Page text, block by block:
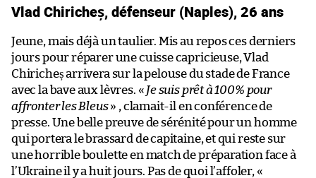
Vlad Chiricheș, défenseur (Naples), 26 ans
Jeune, mais déjà un taulier. Mis au repos ces derniers
jours pour réparer une cuisse capricieuse, Vlad
Chiricheș arrivera sur la pelouse du stade de France
avec la bave aux lèvres. « Je suis prêt à 100% pour
affronter les Bleus» , clamait-il en conférence de
presse. Une belle preuve de sérénité pour un homme
qui portera le brassard de capitaine, et qui reste sur
une horrible boulette en match de préparation face à
l’Ukraine il y a huit jours. Pas de quoi l’affoler, «